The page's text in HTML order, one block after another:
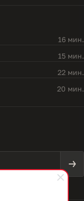
16 мин.
15 мин.
22 мин.
20 мин.